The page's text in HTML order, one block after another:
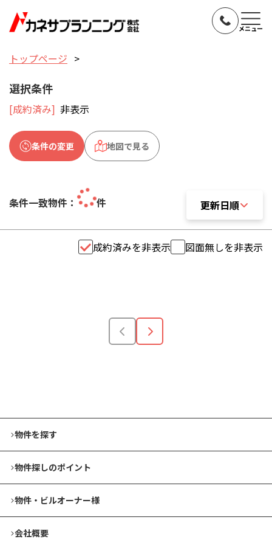
メニュー
トップページ
選択条件
[成約済み] 非表示
条件の変更 地図で見る
条件一致物件： 件 更新日順
更新日順
成約済みを非表示 図面無しを非表示
物件を探す
物件探しのポイント
物件・ビルオーナー様
会社概要